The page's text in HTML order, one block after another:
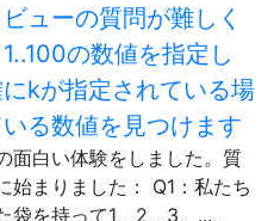
ューの質問が難しく
の数値を指定し
kが指定されている場
る数値を見つけます
面白い体験をしました。質
始まりました： Q1：私たち
袋を持って1、2、3、...、